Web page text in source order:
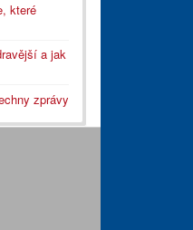
které
a jak
zprávy